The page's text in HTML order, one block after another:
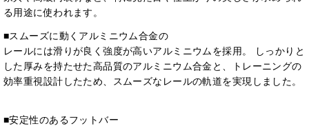
る用途に使われます。
■スムーズに動くアルミニウム合金の
レールには滑りが良く強度が高いアルミニウムを採用。 しっかりと
した厚みを持たせた高品質のアルミニウム合金と、トレーニングの
効率重視設計したため、スムーズなレールの軌道を実現しました。
■安定性のあるフットバー